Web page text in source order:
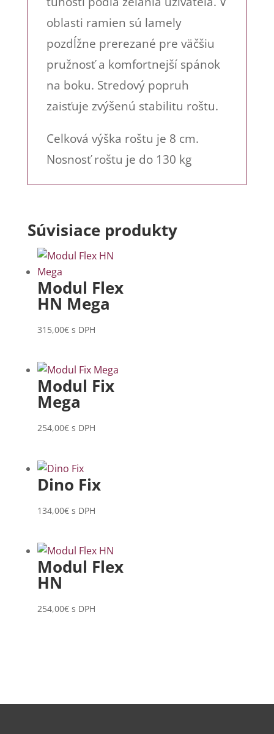
oblasti ramien sú lamely
pozdĺžne prerezané pre väčšiu
pružnosť a komfortnejší spánok
na boku. Stredový popruh
zaisťuje zvýšenú stabilitu roštu.
Celková výška roštu je 8 cm.
Nosnosť roštu je do 130 kg
Súvisiace produkty
Modul Flex
HN Mega
315,00€ s DPH
Modul Fix
Mega
254,00€ s DPH
Dino Fix
134,00€ s DPH
Modul Flex
HN
254,00€ s DPH